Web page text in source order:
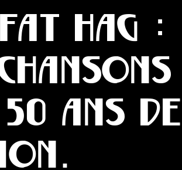
hag :
ans de